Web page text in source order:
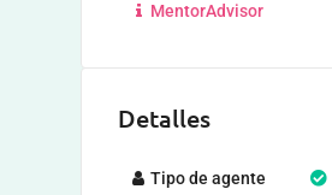
MentorAdvisor
Detalles
Tipo de agente